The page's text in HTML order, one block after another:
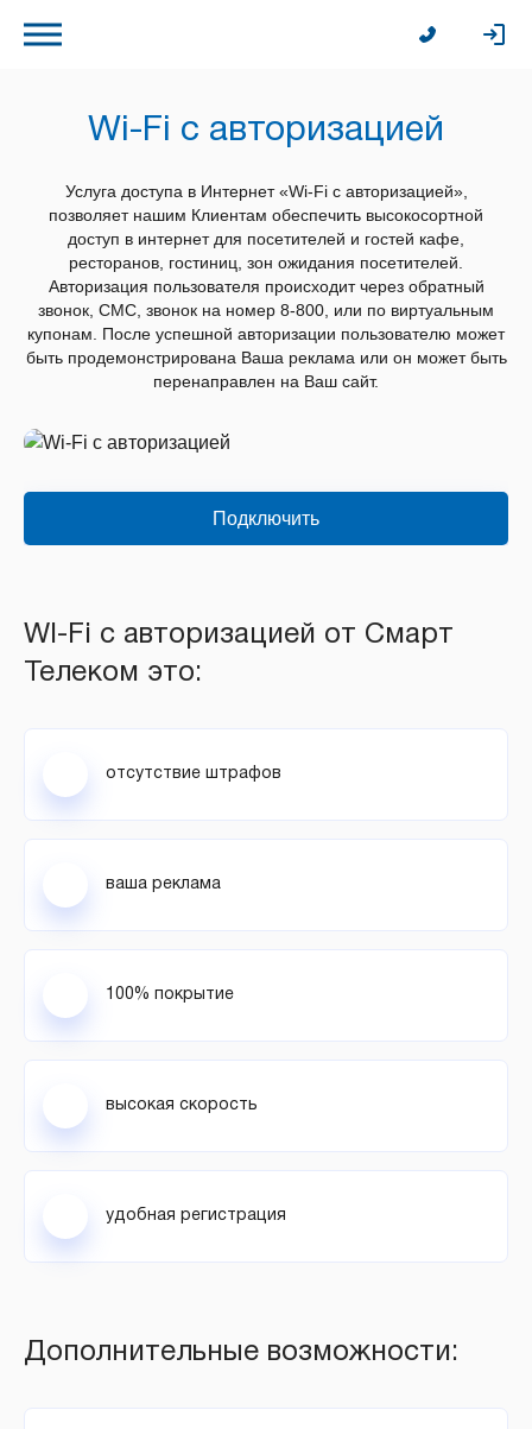
Wi-Fi с авторизацией
Услуга доступа в Интернет «Wi-Fi с авторизацией»,
позволяет нашим Клиентам обеспечить высокосортной
доступ в интернет для посетителей и гостей кафе,
ресторанов, гостиниц, зон ожидания посетителей.
Авторизация пользователя происходит через обратный
звонок, СМС, звонок на номер 8-800, или по виртуальным
купонам. После успешной авторизации пользователю может
быть продемонстрирована Ваша реклама или он может быть
перенаправлен на Ваш сайт.
Подключить
WI-Fi с авторизацией от Смарт
Телеком это:
отсутствие штрафов
ваша реклама
100% покрытие
высокая скорость
удобная регистрация
Дополнительные возможности: